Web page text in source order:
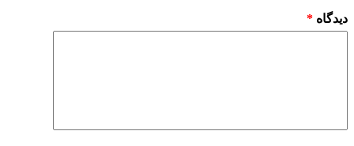
دیدگاه *